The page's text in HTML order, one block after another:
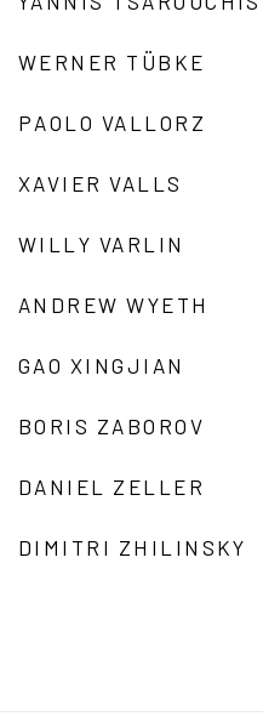
WERNER TÜBKE
PAOLO VALLORZ
XAVIER VALLS
WILLY VARLIN
ANDREW WYETH
GAO XINGJIAN
BORIS ZABOROV
DANIEL ZELLER
DIMITRI ZHILINSKY